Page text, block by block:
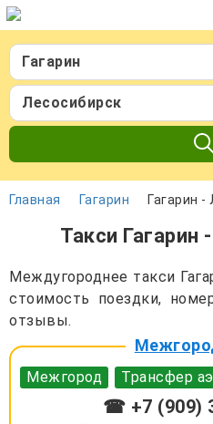
Гагарин
Лесосибирск
Главная Гагарин Гагарин -
Такси Гагарин
Междугороднее такси
стоимость поездки,
отзывы.
Межгород Трансфер
☎ +7 (909)